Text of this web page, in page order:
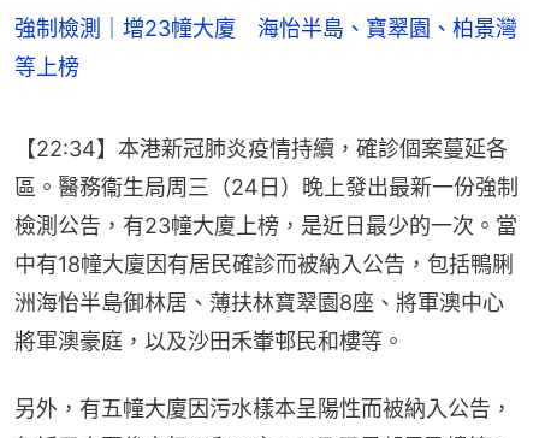
強制檢測｜增23幢大廈 海怡半島、寶翠園、柏景灣
等上榜
【22:34】本港新冠肺炎疫情持續，確診個案蔓延各
區。醫務衞生局周三（24日）晚上發出最新一份強制
檢測公告，有23幢大廈上榜，是近日最少的一次。當
中有18幢大廈因有居民確診而被納入公告，包括鴨脷
洲海怡半島御林居、薄扶林寶翠園8座、將軍澳中心
將軍澳豪庭，以及沙田禾輋邨民和樓等。
另外，有五幢大廈因污水樣本呈陽性而被納入公告，